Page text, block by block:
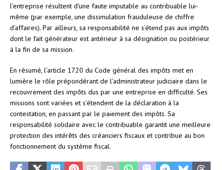
l’entreprise résultent d’une faute imputable au contribuable lui-
même (par exemple, une dissimulation frauduleuse de chiffre
d’affaires). Par ailleurs, sa responsabilité ne s’étend pas aux impôts
dont le fait générateur est antérieur à sa désignation ou postérieur
à la fin de sa mission.
En résumé, l’article 1720 du Code général des impôts met en
lumière le rôle prépondérant de l’administrateur judiciaire dans le
recouvrement des impôts dus par une entreprise en difficulté. Ses
missions sont variées et s’étendent de la déclaration à la
contestation, en passant par le paiement des impôts. Sa
responsabilité solidaire avec le contribuable garantit une meilleure
protection des intérêts des créanciers fiscaux et contribue au bon
fonctionnement du système fiscal.